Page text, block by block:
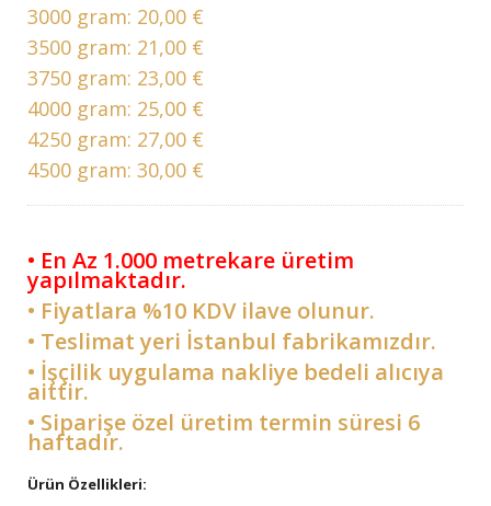
3000 gram: 20,00 €
3500 gram: 21,00 €
3750 gram: 23,00 €
4000 gram: 25,00 €
4250 gram: 27,00 €
4500 gram: 30,00 €
• En Az 1.000 metrekare üretim
yapılmaktadır.
• Fiyatlara %10 KDV ilave olunur.
• Teslimat yeri İstanbul fabrikamızdır.
• İşçilik uygulama nakliye bedeli alıcıya
aittir.
• Siparişe özel üretim termin süresi 6
haftadır.
Ürün Özellikleri: